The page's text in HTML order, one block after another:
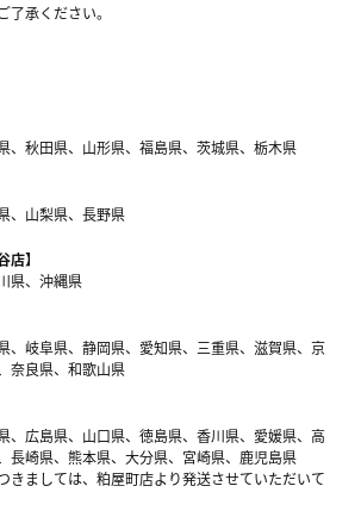
承ください。
、秋田県、山形県、福島県、茨城県、栃木県
、山梨県、長野県
店】
県、沖縄県
、岐阜県、静岡県、愛知県、三重県、滋賀県、京
奈良県、和歌山県
、広島県、山口県、徳島県、香川県、愛媛県、高
長崎県、熊本県、大分県、宮崎県、鹿児島県
きましては、粕屋町店より発送させていただいて